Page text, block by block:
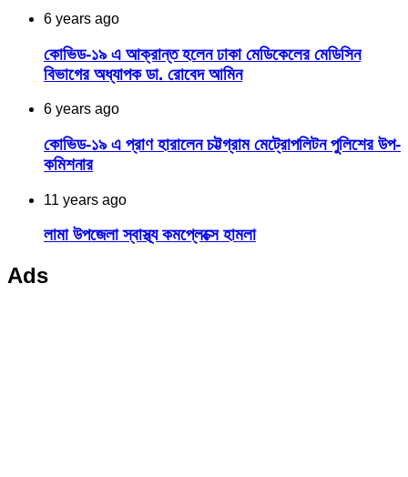
6 years ago
কোভিড-১৯ এ আক্রান্ত হলেন ঢাকা মেডিকেলের মেডিসিন
বিভাগের অধ্যাপক ডা. রোবেদ আমিন
6 years ago
কোভিড-১৯ এ প্রাণ হারালেন চট্টগ্রাম মেট্রোপলিটন পুলিশের উপ-
কমিশনার
11 years ago
লামা উপজেলা স্বাস্থ্য কমপ্লেক্সে হামলা
Ads